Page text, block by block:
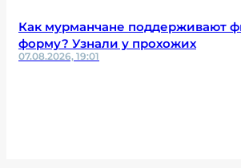
Как мурманчане поддерживают
форму? Узнали у прохожих
07.08.2026, 19:01